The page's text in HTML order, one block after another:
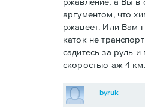
аргументом, что
ржавеет. Или Вам
каток не
садитесь за руль
скоростью аж 4
byruk